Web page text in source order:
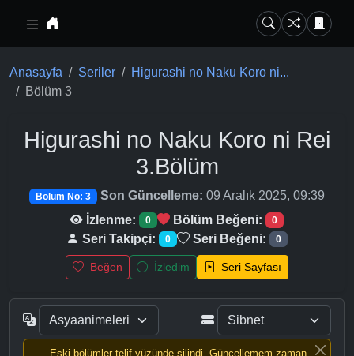
Anasayfa Seriler
Higurashi no Naku Koro ni...
Bölüm 3
Higurashi no Naku Koro ni Rei
3.Bölüm
Bölüm No: 3 Son Güncelleme: 09 Aralık 2025, 09:39
İzlenme:
0 Bölüm Beğeni: 0
Seri Takipçi: 0 Seri Beğeni: 0
Beğen İzledim Seri Sayfası
Eski bölümler telif yüzünde silindi, Güncellemem zaman